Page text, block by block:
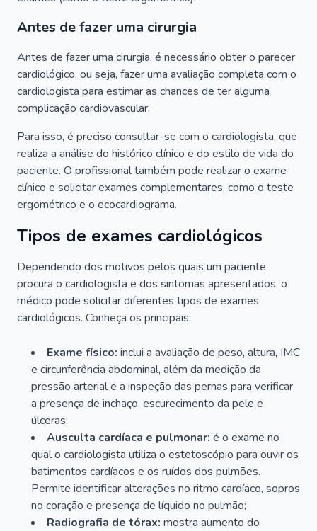
Antes de fazer uma cirurgia
Antes de fazer uma cirurgia, é necessário obter o parecer
cardiológico, ou seja, fazer uma avaliação completa com o
cardiologista para estimar as chances de ter alguma
complicação cardiovascular.
Para isso, é preciso consultar-se com o cardiologista, que
realiza a análise do histórico clínico e do estilo de vida do
paciente. O profissional também pode realizar o exame
clínico e solicitar exames complementares, como o teste
ergométrico e o ecocardiograma.
Tipos de exames cardiológicos
Dependendo dos motivos pelos quais um paciente
procura o cardiologista e dos sintomas apresentados, o
médico pode solicitar diferentes tipos de exames
cardiológicos. Conheça os principais:
Exame físico: inclui a avaliação de peso, altura, IMC
e circunferência abdominal, além da medição da
pressão arterial e a inspeção das pernas para verificar
a presença de inchaço, escurecimento da pele e
úlceras;
Ausculta cardíaca e pulmonar: é o exame no
qual o cardiologista utiliza o estetoscópio para ouvir os
batimentos cardíacos e os ruídos dos pulmões.
Permite identificar alterações no ritmo cardíaco, sopros
no coração e presença de líquido no pulmão;
Radiografia de tórax: mostra aumento do